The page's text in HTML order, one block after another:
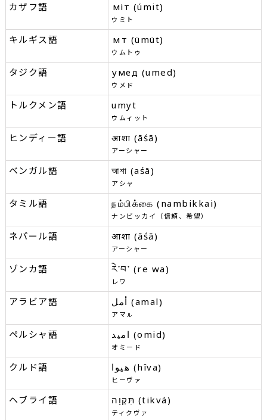
カザフ語 үміт (úmit)
ウミト
キルギス語 үмүт (ümüt)
ウムトゥ
タジク語 умед (umed)
ウメド
トルクメン語 umyt
ウムィット
ヒンディー語 आशा (āśā)
アーシャー
ベンガル語 আশা (aśā)
アシャ
タミル語 நம்பிக்கை (nambikkai)
ナンビッカイ（信頼、希望）
ネパール語 आशा (āśā)
アーシャー
ゾンカ語 རེ་བ་ (re wa)
レワ
アラビア語 أمل (amal)
アマㇽ
ペルシャ語 امید (omid)
オミード
クルド語 هیوا (hîva)
ヒーヴァ
ヘブライ語 תִּקְוָה (tikvá)
ティクヴァ